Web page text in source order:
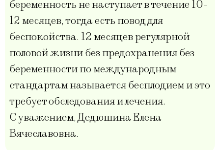
беременность не наступает в течение 10-
12 месяцев, тогда есть повод для
беспокойства. 12 месяцев регулярной
половой жизни без предохранения без
беременности по международным
стандартам называется бесплодием и это
требует обследования и лечения.
С уважением, Дедюшина Елена
Вячеславовна.